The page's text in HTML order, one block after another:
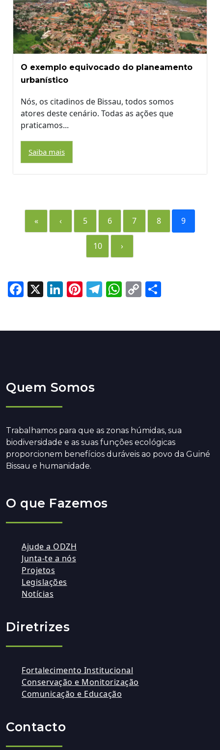
O exemplo equivocado do planeamento
urbanístico
Nós, os citadinos de Bissau, todos somos
atores deste cenário. Todas as ações que
praticamos...
Saiba mais
« ‹ 5 6 7 8 9
10 ›
Facebook
X LinkedIn
Pinterest
Telegram
WhatsApp
Copy
Quem Somos
Trabalhamos para que as zonas húmidas, sua
biodiversidade e as suas funções ecológicas
proporcionem benefícios duráveis ao povo da Guiné
Bissau e humanidade.
O que Fazemos
Ajude a ODZH
Junta-te a nós
Projetos
Legislações
Notícias
Diretrizes
Fortalecimento Institucional
Conservação e Monitorização
Comunicação e Educação
Contacto